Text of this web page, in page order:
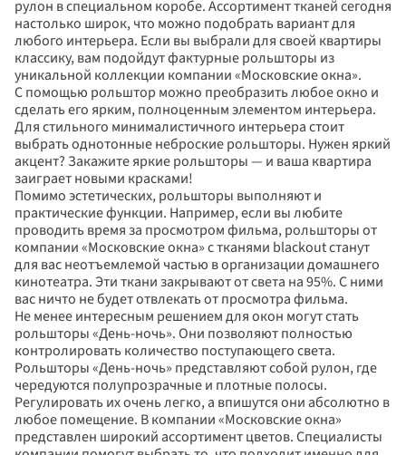
рулон в специальном коробе. Ассортимент тканей сегодня
настолько широк, что можно подобрать вариант для
любого интерьера. Если вы выбрали для своей квартиры
классику, вам подойдут фактурные рольшторы из
уникальной коллекции компании «Московские окна».
С помощью рольштор можно преобразить любое окно и
сделать его ярким, полноценным элементом интерьера.
Для стильного минималистичного интерьера стоит
выбрать однотонные неброские рольшторы. Нужен яркий
акцент? Закажите яркие рольшторы — и ваша квартира
заиграет новыми красками!
Помимо эстетических, рольшторы выполняют и
практические функции. Например, если вы любите
проводить время за просмотром фильма, рольшторы от
компании «Московские окна» с тканями blackout станут
для вас неотъемлемой частью в организации домашнего
кинотеатра. Эти ткани закрывают от света на 95%. С ними
вас ничто не будет отвлекать от просмотра фильма.
Не менее интересным решением для окон могут стать
рольшторы «День-ночь». Они позволяют полностью
контролировать количество поступающего света.
Рольшторы «День-ночь» представляют собой рулон, где
чередуются полупрозрачные и плотные полосы.
Регулировать их очень легко, а впишутся они абсолютно в
любое помещение. В компании «Московские окна»
представлен широкий ассортимент цветов. Специалисты